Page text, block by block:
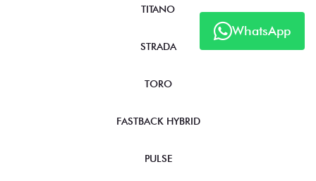
WhatsApp
TITANO
STRADA
TORO
FASTBACK HYBRID
PULSE